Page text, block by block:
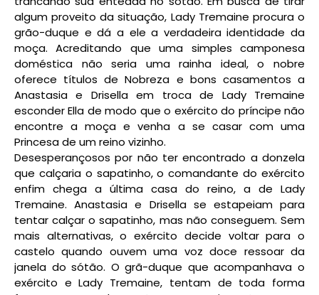
algum proveito da situação, Lady Tremaine procura o
grão-duque e dá a ele a verdadeira identidade da
moça. Acreditando que uma simples camponesa
doméstica não seria uma rainha ideal, o nobre
oferece títulos de Nobreza e bons casamentos a
Anastasia e Drisella em troca de Lady Tremaine
esconder Ella de modo que o exército do príncipe não
encontre a moça e venha a se casar com uma
Princesa de um reino vizinho.
Desesperançosos por não ter encontrado a donzela
que calçaria o sapatinho, o comandante do exército
enfim chega a última casa do reino, a de Lady
Tremaine. Anastasia e Drisella se estapeiam para
tentar calçar o sapatinho, mas não conseguem. Sem
mais alternativas, o exército decide voltar para o
castelo quando ouvem uma voz doce ressoar da
janela do sótão. O grã-duque que acompanhava o
exército e Lady Tremaine, tentam de toda forma